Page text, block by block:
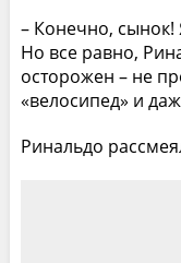
– Конечно, сынок!
Но все равно,
осторожен – не
«велосипед» и
Ринальдо